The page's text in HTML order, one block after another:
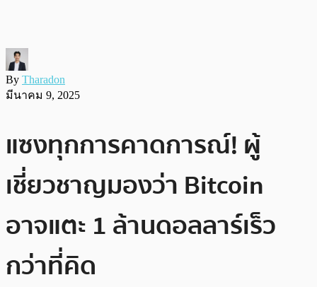
By Tharadon
มีนาคม 9, 2025
แซงทุกการคาดการณ์! ผู้
เชี่ยวชาญมองว่า Bitcoin
อาจแตะ 1 ล้านดอลลาร์เร็ว
กว่าที่คิด